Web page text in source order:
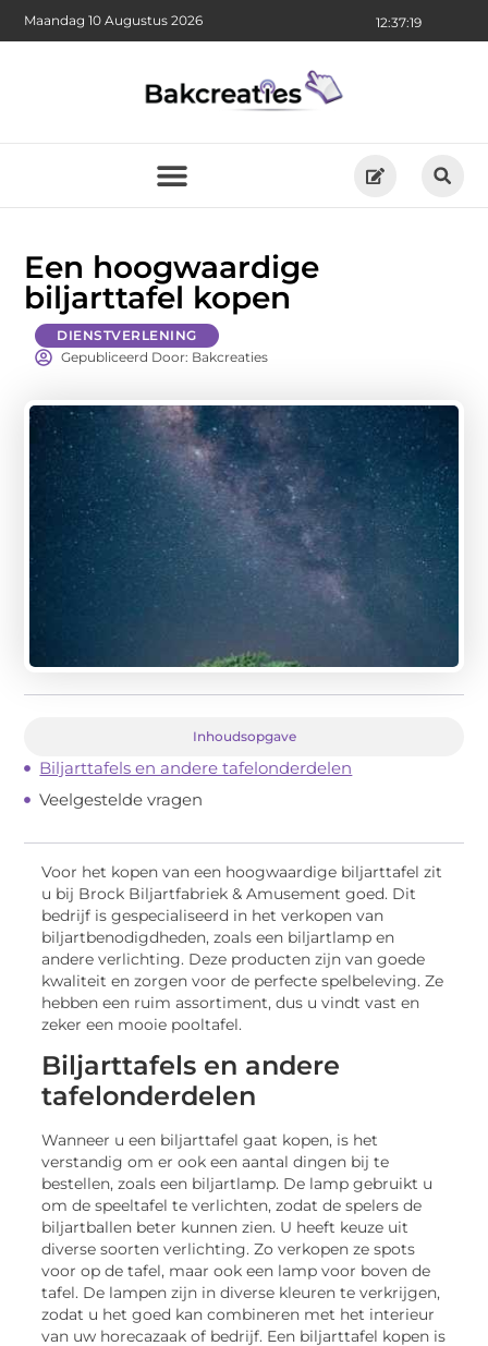
12:37:20
Maandag 10 Augustus 2026
Een hoogwaardige
biljarttafel kopen
DIENSTVERLENING
Gepubliceerd Door: Bakcreaties
Inhoudsopgave
Biljarttafels en andere tafelonderdelen
Veelgestelde vragen
Voor het kopen van een hoogwaardige biljarttafel zit
u bij Brock Biljartfabriek & Amusement goed. Dit
bedrijf is gespecialiseerd in het verkopen van
biljartbenodigdheden, zoals een biljartlamp en
andere verlichting. Deze producten zijn van goede
kwaliteit en zorgen voor de perfecte spelbeleving. Ze
hebben een ruim assortiment, dus u vindt vast en
zeker een mooie pooltafel.
Biljarttafels en andere
tafelonderdelen
Wanneer u een biljarttafel gaat kopen, is het
verstandig om er ook een aantal dingen bij te
bestellen, zoals een biljartlamp. De lamp gebruikt u
om de speeltafel te verlichten, zodat de spelers de
biljartballen beter kunnen zien. U heeft keuze uit
diverse soorten verlichting. Zo verkopen ze spots
voor op de tafel, maar ook een lamp voor boven de
tafel. De lampen zijn in diverse kleuren te verkrijgen,
zodat u het goed kan combineren met het interieur
van uw horecazaak of bedrijf. Een biljarttafel kopen is